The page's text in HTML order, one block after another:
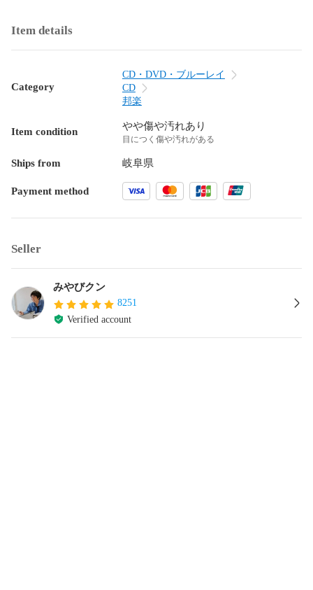
Item details
Category
CD・DVD・ブルーレイ
CD
邦楽
Item condition やや傷や汚れあり
目につく傷や汚れがある
Ships from 岐阜県
Payment method
Seller
みやびクン
8251
Verified account